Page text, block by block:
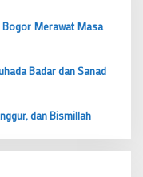
Bogor Merawat Masa
Badar dan Sanad
dan Bismillah